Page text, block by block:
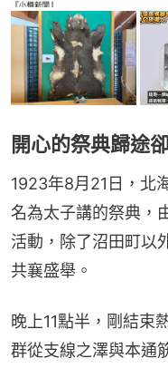
開心的祭典歸途
1923年8月21日，北
名為太子講的祭典，
活動，除了沼田町以
共襄盛舉。
晚上11點半，剛結束
群從支線之澤與本通